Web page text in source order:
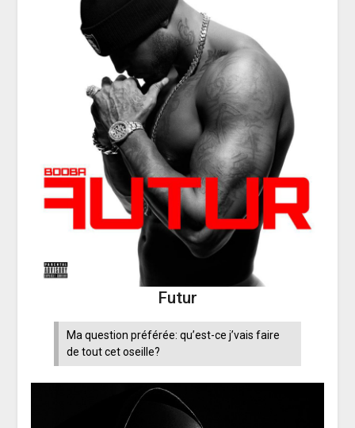
Futur
Ma question préférée: qu’est-ce j’vais faire
de tout cet oseille?